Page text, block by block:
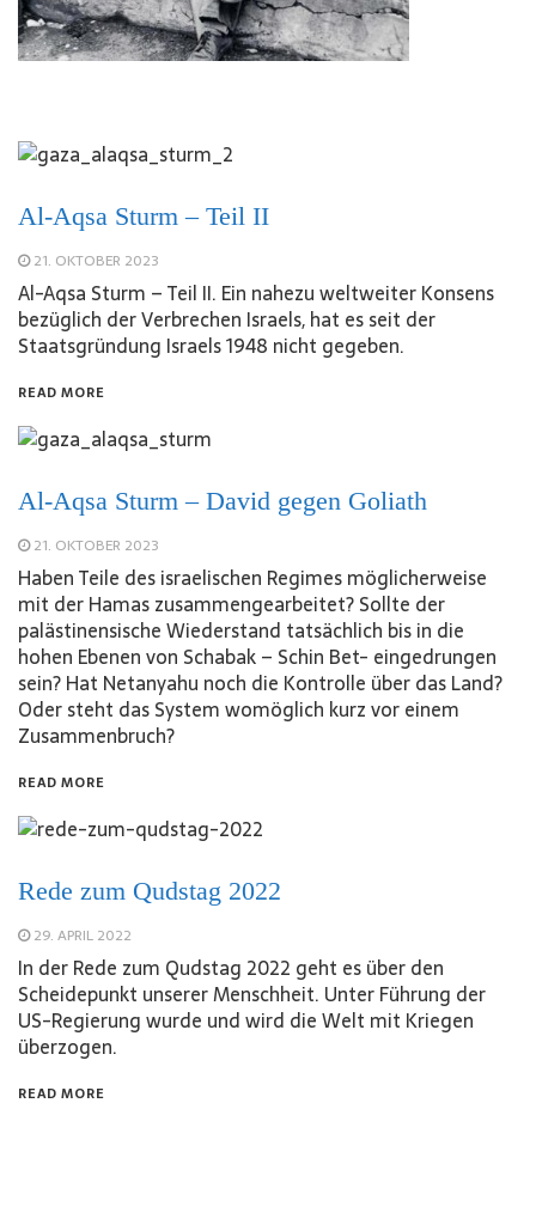
Al-Aqsa Sturm – Teil II
21. OKTOBER 2023
Al-Aqsa Sturm – Teil II. Ein nahezu weltweiter Konsens
bezüglich der Verbrechen Israels, hat es seit der
Staatsgründung Israels 1948 nicht gegeben.
READ MORE
Al-Aqsa Sturm – David gegen Goliath
21. OKTOBER 2023
Haben Teile des israelischen Regimes möglicherweise
mit der Hamas zusammengearbeitet? Sollte der
palästinensische Wiederstand tatsächlich bis in die
hohen Ebenen von Schabak – Schin Bet- eingedrungen
sein? Hat Netanyahu noch die Kontrolle über das Land?
Oder steht das System womöglich kurz vor einem
Zusammenbruch?
READ MORE
Rede zum Qudstag 2022
29. APRIL 2022
In der Rede zum Qudstag 2022 geht es über den
Scheidepunkt unserer Menschheit. Unter Führung der
US-Regierung wurde und wird die Welt mit Kriegen
überzogen.
READ MORE